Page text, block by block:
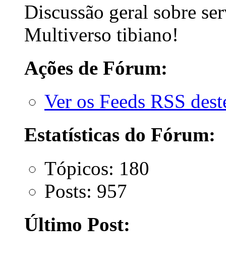
Discussão geral sobre
Multiverso tibiano!
Ações de Fórum:
Ver os Feeds RSS
Estatísticas do Fórum:
Tópicos: 180
Posts: 957
Último Post: